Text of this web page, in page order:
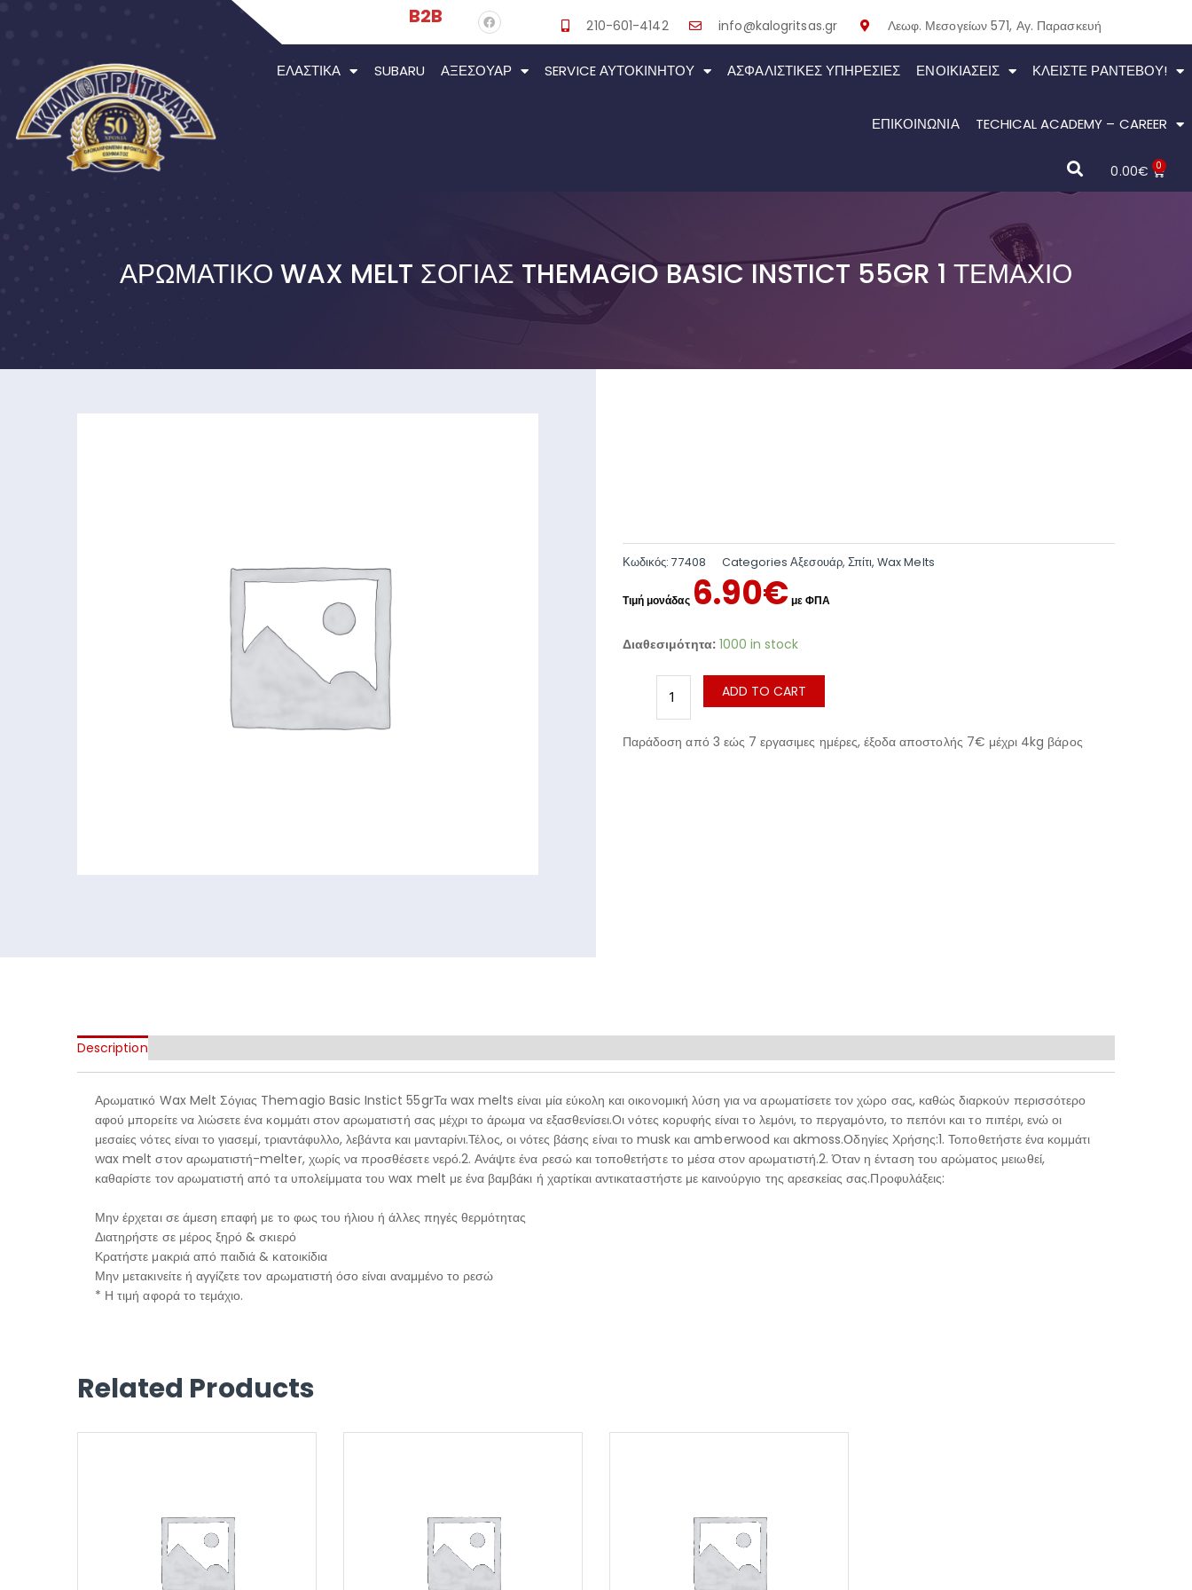
B2B 210-601-4142 info@kalogritsas.gr Λεωφ. Μεσογείων 571, Αγ. Παρασκευή
ΕΛΑΣΤΙΚΆ SUBARU ΑΞΕΣΟΥΆΡ SERVICE ΑΥΤΟΚΙΝΉΤΟΥ ΑΣΦΑΛΙΣΤΙΚΕΣ ΥΠΗΡΕΣΙΕΣ ΕΝΟΙΚΙΆΣΕΙΣ ΚΛΕΊΣΤΕ ΡΑΝΤΕΒΟΎ!
ΕΠΙΚΟΙΝΩΝΙΑ TECHICAL ACADEMY – CAREER
0.00€ 0
ΑΡΩΜΑΤΙΚΌ WAX MELT ΣΌΓΙΑΣ THEMAGIO BASIC INSTICT 55GR 1 ΤΕΜΆΧΙΟ
Κωδικός:77408 Categories Αξεσουάρ, Σπίτι,Wax Melts
6.90€
Διαθεσιμότητα: 1000 in stock
ADD TO CART
Παράδοση από 3 εώς 7 εργασιμες ημέρες, έξοδα αποστολής 7€ μέχρι 4kg βάρος
Description
Αρωματικό Wax Melt Σόγιας Themagio Basic Instict 55grΤα wax melts είναι μία εύκολη και οικονομική λύση για να αρωματίσετε τον χώρο σας, καθώς διαρκούν περισσότερο
αφού μπορείτε να λιώσετε ένα κομμάτι στον αρωματιστή σας μέχρι το άρωμα να εξασθενίσει.Οι νότες κορυφής είναι το λεμόνι, το περγαμόντο, το πεπόνι και το πιπέρι, ενώ οι
μεσαίες νότες είναι το γιασεμί, τριαντάφυλλο, λεβάντα και μανταρίνι.Τέλος, οι νότες βάσης είναι το musk και amberwood και akmoss.Οδηγίες Χρήσης:1. Τοποθετήστε ένα κομμάτι
wax melt στον αρωματιστή-melter, χωρίς να προσθέσετε νερό.2. Ανάψτε ένα ρεσώ και τοποθετήστε το μέσα στον αρωματιστή.2. Όταν η ένταση του αρώματος μειωθεί,
καθαρίστε τον αρωματιστή από τα υπολείμματα του wax melt με ένα βαμβάκι ή χαρτίκαι αντικαταστήστε με καινούργιο της αρεσκείας σας.Προφυλάξεις:
Μην έρχεται σε άμεση επαφή με το φως του ήλιου ή άλλες πηγές θερμότητας
Διατηρήστε σε μέρος ξηρό & σκιερό
Κρατήστε μακριά από παιδιά & κατοικίδια
Μην μετακινείτε ή αγγίζετε τον αρωματιστή όσο είναι αναμμένο το ρεσώ
* Η τιμή αφορά το τεμάχιο.
Related Products